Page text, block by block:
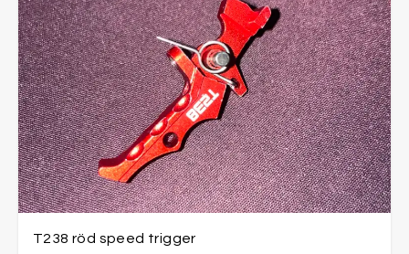
T238 röd speed trigger